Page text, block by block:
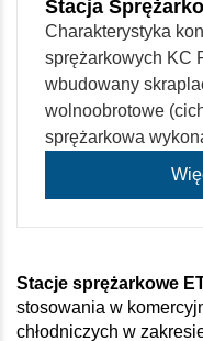
Stacja
Charakterystyka
sprężarkowych KC
wbudowany
wolnoobrotowe
sprężarkowa
Stacje sprężarkowe
stosowania w
chłodniczych w